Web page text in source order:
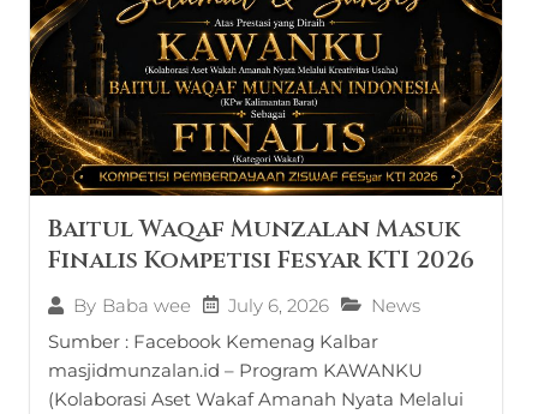
Baitul Waqaf Munzalan Masuk
Finalis Kompetisi Fesyar KTI 2026
By Baba wee July 6, 2026
News
Sumber : Facebook Kemenag Kalbar
masjidmunzalan.id – Program KAWANKU
(Kolaborasi Aset Wakaf Amanah Nyata Melalui